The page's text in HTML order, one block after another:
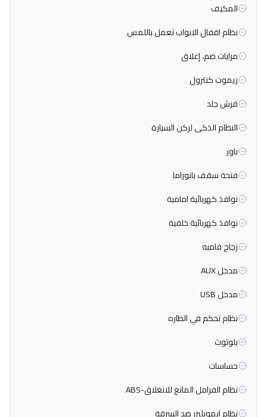
المكيف
نظام اقفال الابواب تعمل باللمس
مرايات ضم، إغلاق
ريموت كنترول
فرش جلد
النظام الذكى لركن السيارة
باور
فتحة سقف بانوراما
نوافذ كهربائية امامية
نوافذ كهربائية خلفية
زجاج فاميه
مدخل AUX
مدخل USB
نظام تحكم في الطاره
بلوتوث
حساسات
نظام الفرامل المانع للانغلاق-ABS
نظام إيموبليزر ضد السرقة